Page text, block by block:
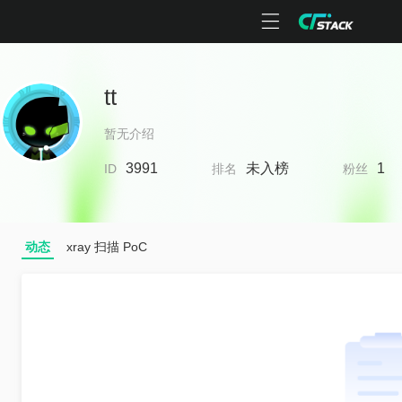
tt
暂无介绍
ID 3991 排名 未入榜 粉丝 1
动态 xray 扫描 PoC